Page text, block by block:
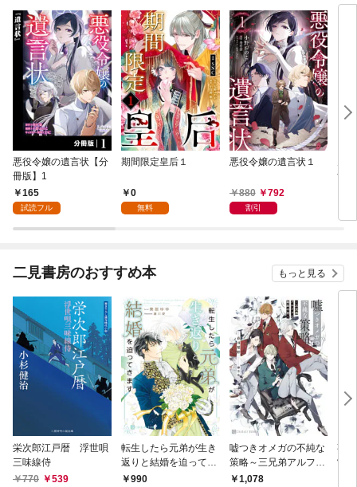
一方、俺を追放した貴
族たちは破滅が始まる
悪役令嬢の遺言状【分
冊版】1
165
試読フル
期間限定皇后１
0
無料
悪役令嬢の遺言状１
880 792
割引
す
二見書房のおすすめ本 もっと見る
栄次郎江戸暦 浮世唄
三味線侍
770
539
転生したら元弟が生き
返りと結婚を迫ってき
ます【電子書籍限定
990
嘘つきオメガの不純な
策略～三兄弟アルファ
と箱庭の恋～【電子書
1,078
事
常